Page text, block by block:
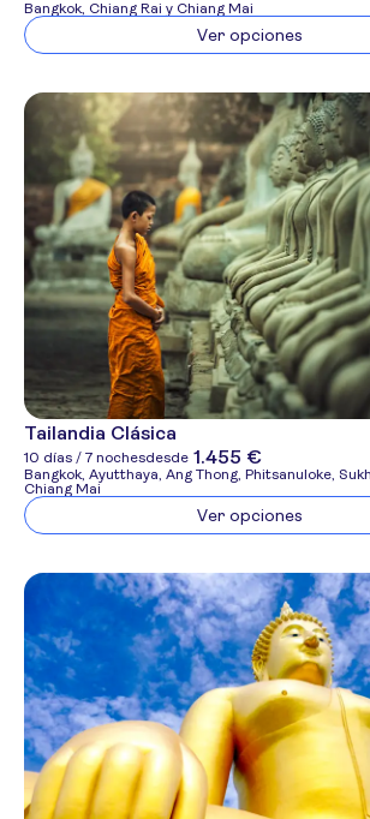
Bangkok, Chiang Rai y Chiang Mai
Ver opciones
Tailandia Clásica
10 días / 7 nochesdesde 1.455 €
Bangkok, Ayutthaya, Ang Thong, Phitsanuloke,
Chiang Mai
Ver opciones